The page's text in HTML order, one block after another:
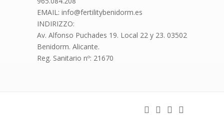
EMAIL: info@fertilitybenidorm.es
INDIRIZZO:
Av. Alfonso Puchades 19. Local 22 y 23. 03502
Benidorm. Alicante.
Reg. Sanitario nº: 21670